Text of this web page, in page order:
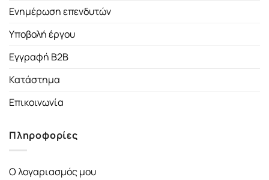
Ενημέρωση επενδυτών
Υποβολή έργου
Εγγραφή B2B
Κατάστημα
Επικοινωνία
Πληροφορίες
Ο λογαριασμός μου